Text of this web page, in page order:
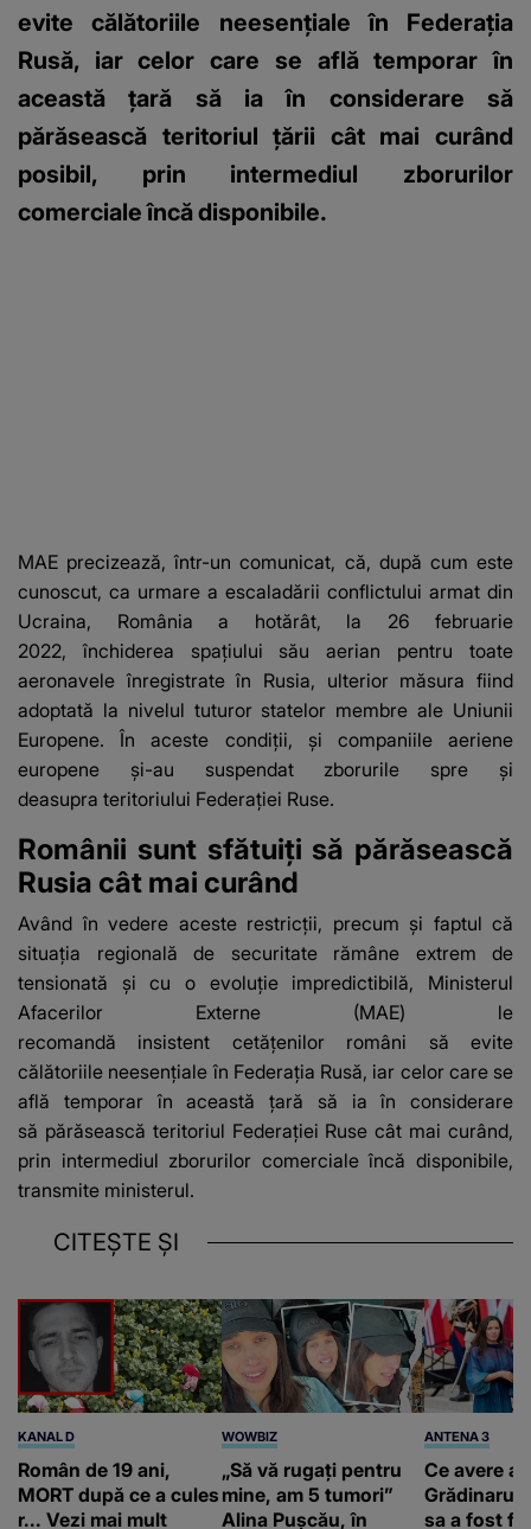
evite călătoriile neesenţiale în Federaţia
Rusă, iar celor care se află temporar în
această ţară să ia în considerare să
părăsească teritoriul țării cât mai curând
posibil, prin intermediul zborurilor
comerciale încă disponibile.
MAE precizează, într-un comunicat, că, după cum este
cunoscut, ca urmare a escaladării conflictului armat din
Ucraina, România a hotărât, la 26 februarie
2022, închiderea spaţiului său aerian pentru toate
aeronavele înregistrate în Rusia, ulterior măsura fiind
adoptată la nivelul tuturor statelor membre ale Uniunii
Europene. În aceste condiţii, şi companiile aeriene
europene şi-au suspendat zborurile spre şi
deasupra teritoriului Federaţiei Ruse.
Românii sunt sfătuiți să părăsească
Rusia cât mai curând
Având în vedere aceste restricţii, precum şi faptul că
situaţia regională de securitate rămâne extrem de
tensionată şi cu o evoluţie impredictibilă, Ministerul
Afacerilor Externe (MAE) le
recomandă insistent cetăţenilor români să evite
călătoriile neesenţiale în Federaţia Rusă, iar celor care se
află temporar în această ţară să ia în considerare
să părăsească teritoriul Federaţiei Ruse cât mai curând,
prin intermediul zborurilor comerciale încă disponibile,
transmite ministerul.
CITEȘTE ȘI
KANAL D
Român de 19 ani,
MORT după ce a cules
r... Vezi mai mult
WOWBIZ
„Să vă rugați pentru
mine, am 5 tumori”
Alina Pușcău, în
ANTENA 3
Ce avere
Grădinaru.
sa a fost